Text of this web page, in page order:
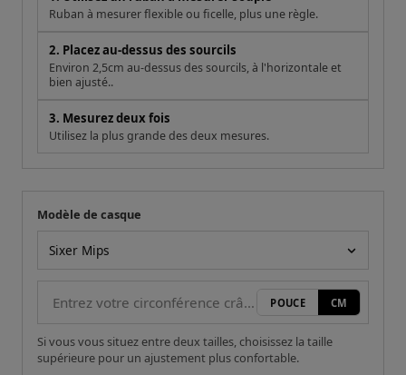
Ruban à mesurer flexible ou ficelle, plus une règle.
2. Placez au-dessus des sourcils
Environ 2,5cm au-dessus des sourcils, à l'horizontale et
bien ajusté..
3. Mesurez deux fois
Utilisez la plus grande des deux mesures.
Votre mesure
Modèle de casque
POUCE CM
Si vous vous situez entre deux tailles, choisissez la taille
supérieure pour un ajustement plus confortable.